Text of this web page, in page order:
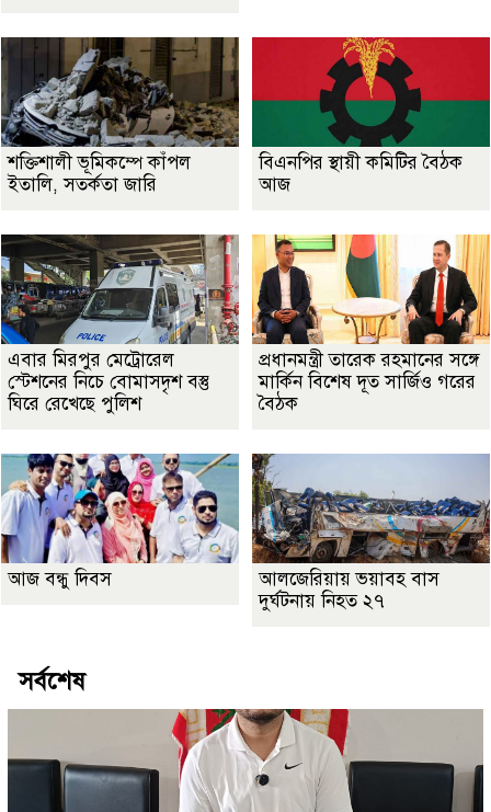
শক্তিশালী ভূমিকম্পে কাঁপল
ইতালি, সতর্কতা জারি
বিএনপির স্থায়ী কমিটির বৈঠক
আজ
এবার মিরপুর মেট্রোরেল
স্টেশনের নিচে বোমাসদৃশ বস্তু
ঘিরে রেখেছে পুলিশ
প্রধানমন্ত্রী তারেক রহমানের সঙ্গে
মার্কিন বিশেষ দূত সার্জিও গরের
বৈঠক
আজ বন্ধু দিবস
আলজেরিয়ায় ভয়াবহ বাস
দুর্ঘটনায় নিহত ২৭
সর্বশেষ